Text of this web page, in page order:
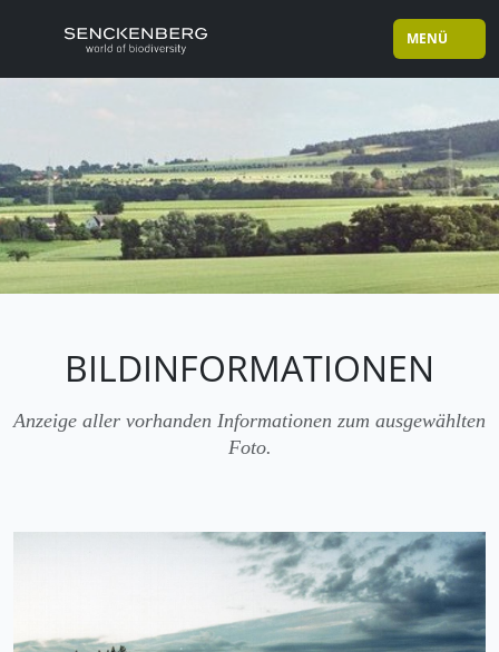
MENÜ
BILDINFORMATIONEN
Anzeige aller vorhanden Informationen zum ausgewählten
Foto.